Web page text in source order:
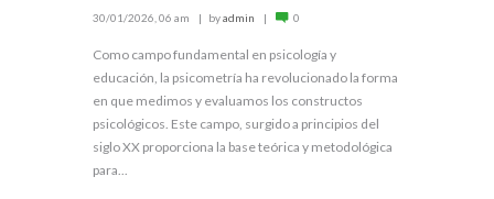
30/01/2026, 06 am byadmin 0
Como campo fundamental en psicología y
educación, la psicometría ha revolucionado la forma
en que medimos y evaluamos los constructos
psicológicos. Este campo, surgido a principios del
siglo XX proporciona la base teórica y metodológica
para...